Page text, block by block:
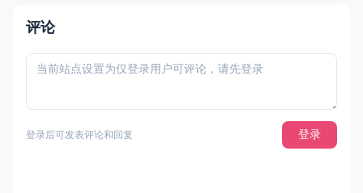
评论
登录后可发表评论和回复 登录